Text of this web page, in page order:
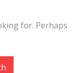
for. Perhaps